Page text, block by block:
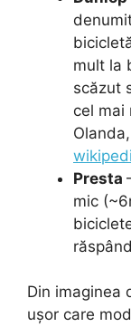
mult la
scăzut
cel mai
Presta
mic
Din imaginea
ușor care